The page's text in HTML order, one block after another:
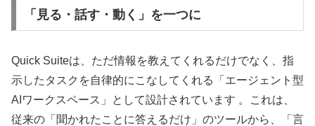
「見る・話す・動く」を一つに
Quick Suiteは、ただ情報を教えてくれるだけでなく、指
示したタスクを自律的にこなしてくれる「エージェント型
AIワークスペース」として設計されています 。これは、
従来の「聞かれたことに答えるだけ」のツールから、「言